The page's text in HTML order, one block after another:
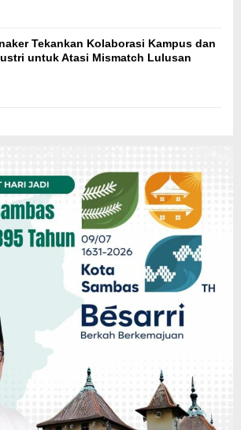
Tekankan Kolaborasi Kampus dan
untuk Atasi Mismatch Lulusan